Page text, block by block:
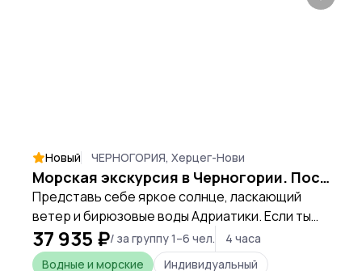
Новый ЧЕРНОГОРИЯ, Херцег-Нови
Морская экскурсия в Черногории. Посещение Голубой пещеры
Представь себе яркое солнце, ласкающий
ветер и бирюзовые воды Адриатики. Если ты
мечтаешь о незабываемом морском отдыхе,
Черногория — идеальное место для твоего
37 935 ₽/ за группу 1–6 чел.
4 часа
Водные и морские
Индивидуальный